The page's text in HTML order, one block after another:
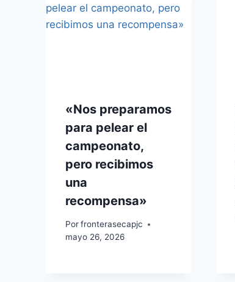
«Nos preparamos
para pelear el
campeonato,
pero recibimos
una
recompensa»
Porfronterasecapjc
mayo 26, 2026